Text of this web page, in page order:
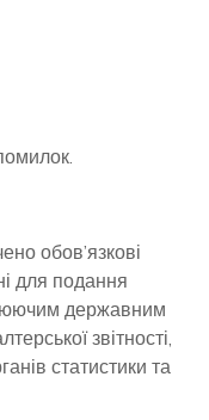
обов’язкові
для подання
державним
звітності,
статистики та